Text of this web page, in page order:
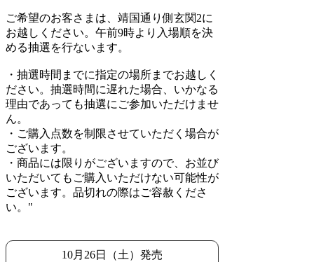
ご希望のお客さまは、靖国通り側玄関2に
お越しください。午前9時より入場順を決
める抽選を行ないます。
・抽選時間までに指定の場所までお越しく
ださい。抽選時間に遅れた場合、いかなる
理由であっても抽選にご参加いただけませ
ん。
・ご購入点数を制限させていただく場合が
ございます。
・商品には限りがございますので、お並び
いただいてもご購入いただけない可能性が
ございます。品切れの際はご容赦くださ
い。"
10月26日（土）発売